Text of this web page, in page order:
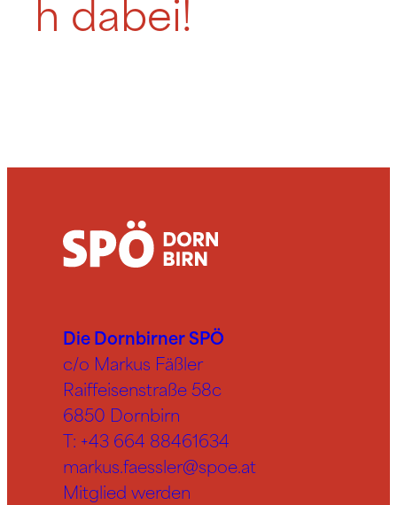
h dabei!
Die Dornbirner SPÖ
c/o Markus Fäßler
Raiffeisenstraße 58c
6850 Dornbirn
T: +43 664 88461634
markus.faessler@spoe.at
Mitglied werden